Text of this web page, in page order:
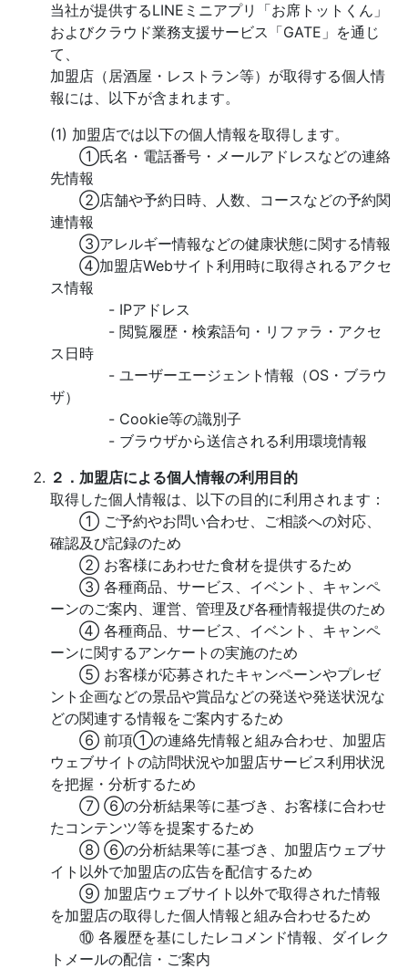
当社が提供するLINEミニアプリ「お席トットくん」
およびクラウド業務支援サービス「GATE」を通じ
て、
加盟店（居酒屋・レストラン等）が取得する個人情
報には、以下が含まれます。
(1) 加盟店では以下の個人情報を取得します。
①氏名・電話番号・メールアドレスなどの連絡
先情報
②店舗や予約日時、人数、コースなどの予約関
連情報
③アレルギー情報などの健康状態に関する情報
④加盟店Webサイト利用時に取得されるアクセ
ス情報
- IPアドレス
- 閲覧履歴・検索語句・リファラ・アクセ
ス日時
- ユーザーエージェント情報（OS・ブラウ
ザ）
- Cookie等の識別子
- ブラウザから送信される利用環境情報
２．加盟店による個人情報の利用目的
取得した個人情報は、以下の目的に利用されます：
① ご予約やお問い合わせ、ご相談への対応、
確認及び記録のため
② お客様にあわせた食材を提供するため
③ 各種商品、サービス、イベント、キャンペ
ーンのご案内、運営、管理及び各種情報提供のため
④ 各種商品、サービス、イベント、キャンペ
ーンに関するアンケートの実施のため
⑤ お客様が応募されたキャンペーンやプレゼ
ント企画などの景品や賞品などの発送や発送状況な
どの関連する情報をご案内するため
⑥ 前項①の連絡先情報と組み合わせ、加盟店
ウェブサイトの訪問状況や加盟店サービス利用状況
を把握・分析するため
⑦ ⑥の分析結果等に基づき、お客様に合わせ
たコンテンツ等を提案するため
⑧ ⑥の分析結果等に基づき、加盟店ウェブサ
イト以外で加盟店の広告を配信するため
⑨ 加盟店ウェブサイト以外で取得された情報
を加盟店の取得した個人情報と組み合わせるため
⑩ 各履歴を基にしたレコメンド情報、ダイレク
トメールの配信・ご案内